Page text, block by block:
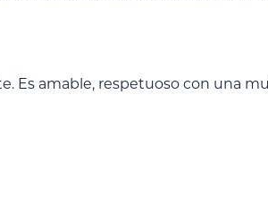
Es amable, respetuoso con una